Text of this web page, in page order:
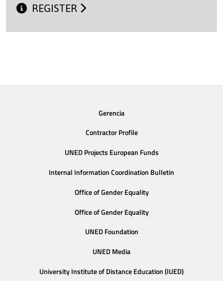
REGISTER
Gerencia
Contractor Profile
UNED Projects European Funds
Internal Information Coordination Bulletin
Office of Gender Equality
Office of Gender Equality
UNED Foundation
UNED Media
University Institute of Distance Education (IUED)